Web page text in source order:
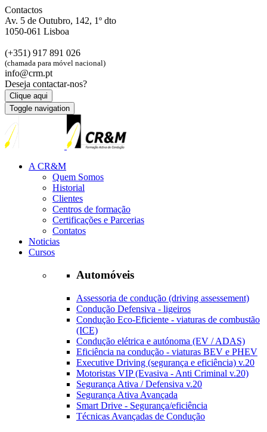
Contactos
Av. 5 de Outubro, 142, 1º dto
1050-061 Lisboa
(+351) 917 891 026
(chamada para móvel nacional)
info@crm.pt
Deseja contactar-nos?
Clique aqui
Toggle navigation
A CR&M
Quem Somos
Historial
Clientes
Centros de formação
Certificações e Parcerias
Contatos
Noticias
Cursos
Automóveis
Assessoria de condução (driving assessement)
Condução Defensiva - ligeiros
Condução Eco-Eficiente - viaturas de combustão
(ICE)
Condução elétrica e autónoma (EV / ADAS)
Eficiência na condução - viaturas BEV e PHEV
Executive Driving (segurança e eficiência) v.20
Motoristas VIP (Evasiva - Anti Criminal v.20)
Segurança Ativa / Defensiva v.20
Segurança Ativa Avançada
Smart Drive - Segurança/eficiência
Técnicas Avançadas de Condução